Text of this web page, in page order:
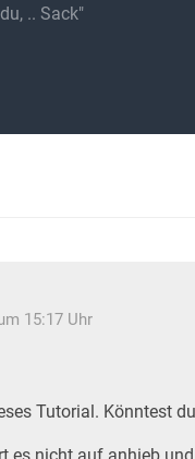
.. Sack"
15:17 Uhr
Tutorial. Könntest